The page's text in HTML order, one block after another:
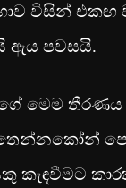
විසින් එකඟ
ඇය පවසයි.
මෙම
කැඳවීමට